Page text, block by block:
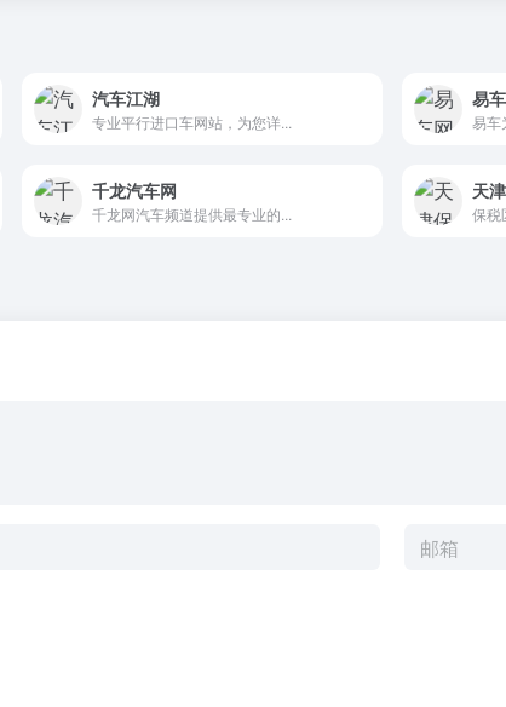
汽车江湖
专业平行进口车网站，为您详...
易
易车
千龙汽车网
千龙网汽车频道提供最专业的...
天
保税